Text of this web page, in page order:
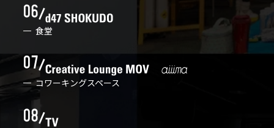
食堂
コワーキングスペース